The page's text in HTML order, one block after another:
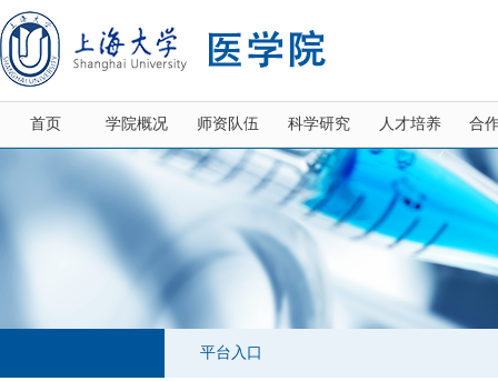
首页 学院概况 师资队伍 科学研究 人才培养 合
平台入口